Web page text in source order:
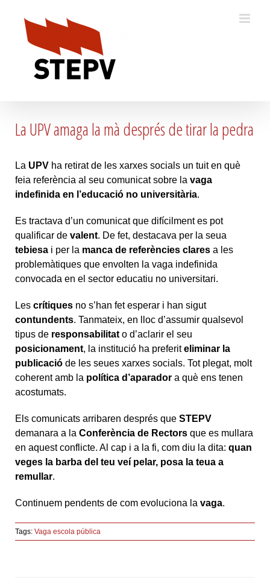
content
La UPV amaga la mà després de tirar la pedra
La UPV ha retirat de les xarxes socials un tuit en què
feia referència al seu comunicat sobre la vaga
indefinida en l’educació no universitària.
Es tractava d’un comunicat que difícilment es pot
qualificar de valent. De fet, destacava per la seua
tebiesa i per la manca de referències clares a les
problemàtiques que envolten la vaga indefinida
convocada en el sector educatiu no universitari.
Les crítiques no s’han fet esperar i han sigut
contundents. Tanmateix, en lloc d’assumir qualsevol
tipus de responsabilitat o d’aclarir el seu
posicionament, la institució ha preferiteliminar la
publicació de les seues xarxes socials. Tot plegat, molt
coherent amb la política d’aparador a què ens tenen
acostumats.
Els comunicats arribaren després que STEPV
demanara a la Conferència de Rectors que es mullara
en aquest conflicte. Al cap i a la fi, com diu la dita: quan
veges la barba del teu veí pelar, posa la teua a
remullar.
Continuem pendents de com evoluciona la vaga.
Tags: Vaga escola pública